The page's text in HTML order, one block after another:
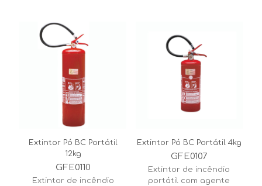
Extintor Pó BC Portátil
12kg
GFE0110
Extintor de incêndio
Extintor Pó BC Portátil 4kg
GFE0107
Extintor de incêndio
portátil com agente